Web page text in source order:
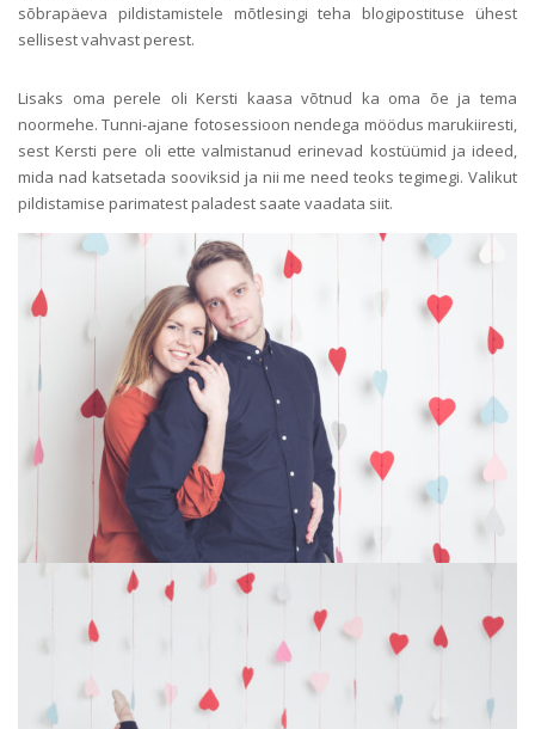
sõbrapäeva pildistamistele mõtlesingi teha blogipostituse ühest
sellisest vahvast perest.
Lisaks oma perele oli Kersti kaasa võtnud ka oma õe ja tema
noormehe. Tunni-ajane fotosessioon nendega möödus marukiiresti,
sest Kersti pere oli ette valmistanud erinevad kostüümid ja ideed,
mida nad katsetada sooviksid ja nii me need teoks tegimegi. Valikut
pildistamise parimatest paladest saate vaadata siit.